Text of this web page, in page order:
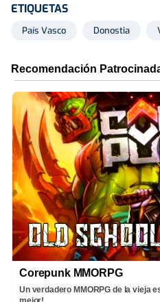
ETIQUETAS
País Vasco Donostia
Corepunk MMORPG
Un verdadero MMORPG de la vieja